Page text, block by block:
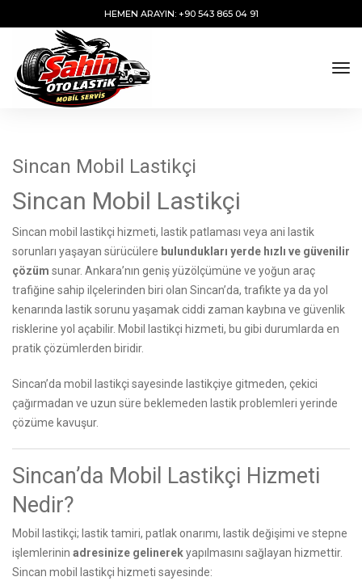
HEMEN ARAYIN: +90 543 865 04 91
Sincan Mobil Lastikçi
Sincan Mobil Lastikçi
Sincan mobil lastikçi hizmeti, lastik patlaması veya ani lastik
sorunları yaşayan sürücülere bulundukları yerde hızlı ve güvenilir
çözüm sunar. Ankara’nın geniş yüzölçümüne ve yoğun araç
trafiğine sahip ilçelerinden biri olan Sincan’da, trafikte ya da yol
kenarında lastik sorunu yaşamak ciddi zaman kaybına ve güvenlik
risklerine yol açabilir. Mobil lastikçi hizmeti, bu gibi durumlarda en
pratik çözümlerden biridir.
Sincan’da mobil lastikçi sayesinde lastikçiye gitmeden, çekici
çağırmadan ve uzun süre beklemeden lastik problemleri yerinde
çözüme kavuşur.
Sincan’da Mobil Lastikçi Hizmeti
Nedir?
Mobil lastikçi; lastik tamiri, patlak onarımı, lastik değişimi ve stepne
işlemlerinin adresinize gelinerekyapılmasını sağlayan hizmettir.
Sincan mobil lastikçi hizmeti sayesinde: